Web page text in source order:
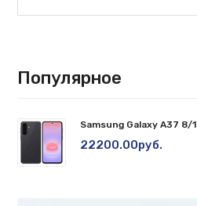
Популярное
Samsung Galaxy A37 8/
22200.00руб.